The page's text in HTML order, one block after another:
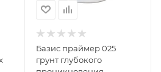
Базис праймер 025
грунт глубокого